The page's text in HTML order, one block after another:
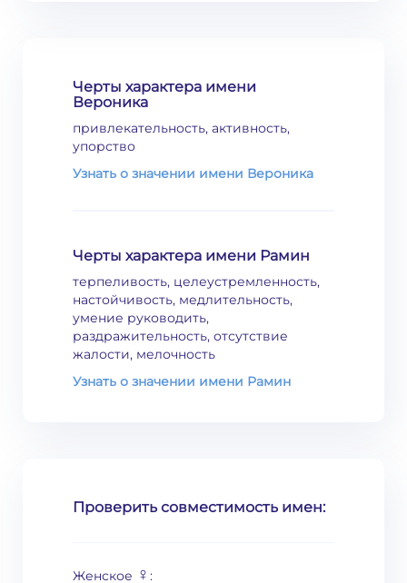
Черты характера имени
Вероника
привлекательность, активность,
упорство
Узнать о значении имени Вероника
Черты характера имени Рамин
терпеливость, целеустремленность,
настойчивость, медлительность,
умение руководить,
раздражительность, отсутствие
жалости, мелочность
Узнать о значении имени Рамин
Проверить совместимость имен:
Женское ♀ :